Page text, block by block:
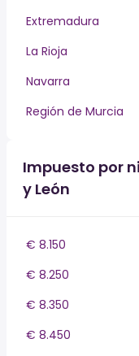
Extremadura
La Rioja
Navarra
Región de Murcia
Impuesto por
y León
€ 8.150
€ 8.250
€ 8.350
€ 8.450